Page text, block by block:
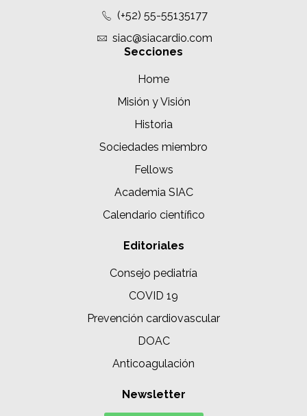
(+52) 55-55135177
siac@siacardio.com
Secciones
Home
Misión y Visión
Historia
Sociedades miembro
Fellows
Academia SIAC
Calendario científico
Editoriales
Consejo pediatría
COVID 19
Prevención cardiovascular
DOAC
Anticoagulación
Newsletter